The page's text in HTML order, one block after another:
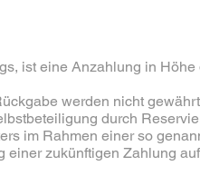
ist eine Anzahlung in
werden nicht
durch
im Rahmen einer so
einer zukünftigen Zahlung